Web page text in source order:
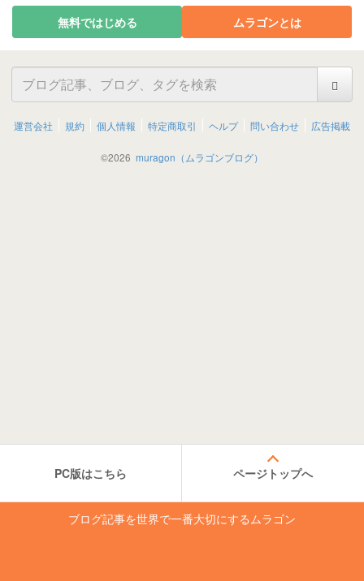
無料ではじめる ムラゴンとは
運営会社 規約 個人情報 特定商取引 ヘルプ 問い合わせ 広告掲載
©2026 muragon（ムラゴンブログ）
PC版はこちら ページトップへ
ブログ記事を世界で一番大切にするムラゴン